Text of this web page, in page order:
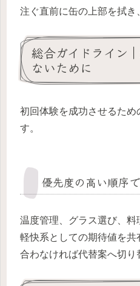
注ぐ直前に缶の上部を拭き
総合ガイドライン
ないために
初回体験を成功させるため
す。
優先度の高い順序
温度管理、グラス選び、料
軽快系としての期待値を共
合わなければ代替案へ切り